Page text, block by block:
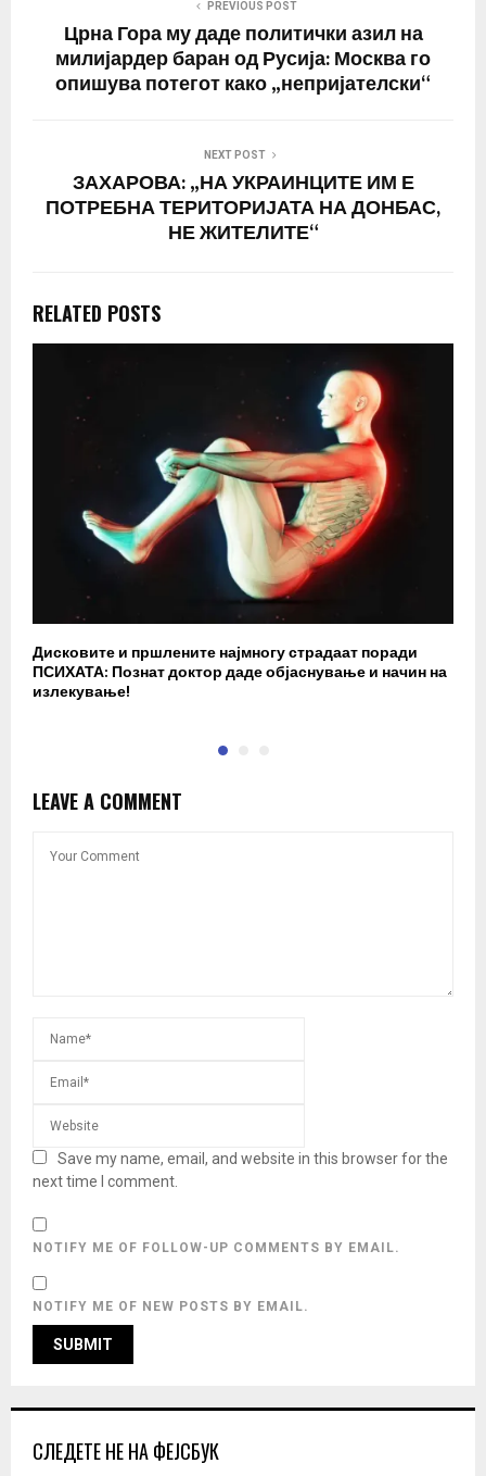
PREVIOUS POST
Црна Гора му даде политички азил на
милијардер баран од Русија: Москва го
опишува потегот како „непријателски“
NEXT POST
ЗАХАРОВА: „НА УКРАИНЦИТЕ ИМ Е
ПОТРЕБНА ТЕРИТОРИЈАТА НА ДОНБАС,
НЕ ЖИТЕЛИТЕ“
RELATED POSTS
Дисковите и пршлените најмногу страдаат поради
ПСИХАТА: Познат доктор даде објаснување и начин на
излекување!
LEAVE A COMMENT
Save my name, email, and website in this browser for the
next time I comment.
NOTIFY ME OF FOLLOW-UP COMMENTS BY EMAIL.
NOTIFY ME OF NEW POSTS BY EMAIL.
СЛЕДЕТЕ НЕ НА ФЕЈСБУК